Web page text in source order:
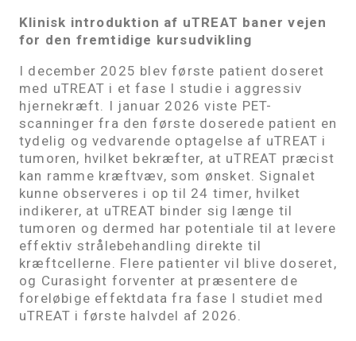
Klinisk introduktion af uTREAT baner vejen
for den fremtidige kursudvikling
I december 2025 blev første patient doseret
med uTREAT i et fase I studie i aggressiv
hjernekræft. I januar 2026 viste PET-
scanninger fra den første doserede patient en
tydelig og vedvarende optagelse af uTREAT i
tumoren, hvilket bekræfter, at uTREAT præcist
kan ramme kræftvæv, som ønsket. Signalet
kunne observeres i op til 24 timer, hvilket
indikerer, at uTREAT binder sig længe til
tumoren og dermed har potentiale til at levere
effektiv strålebehandling direkte til
kræftcellerne. Flere patienter vil blive doseret,
og Curasight forventer at præsentere de
foreløbige effektdata fra fase I studiet med
uTREAT i første halvdel af 2026.